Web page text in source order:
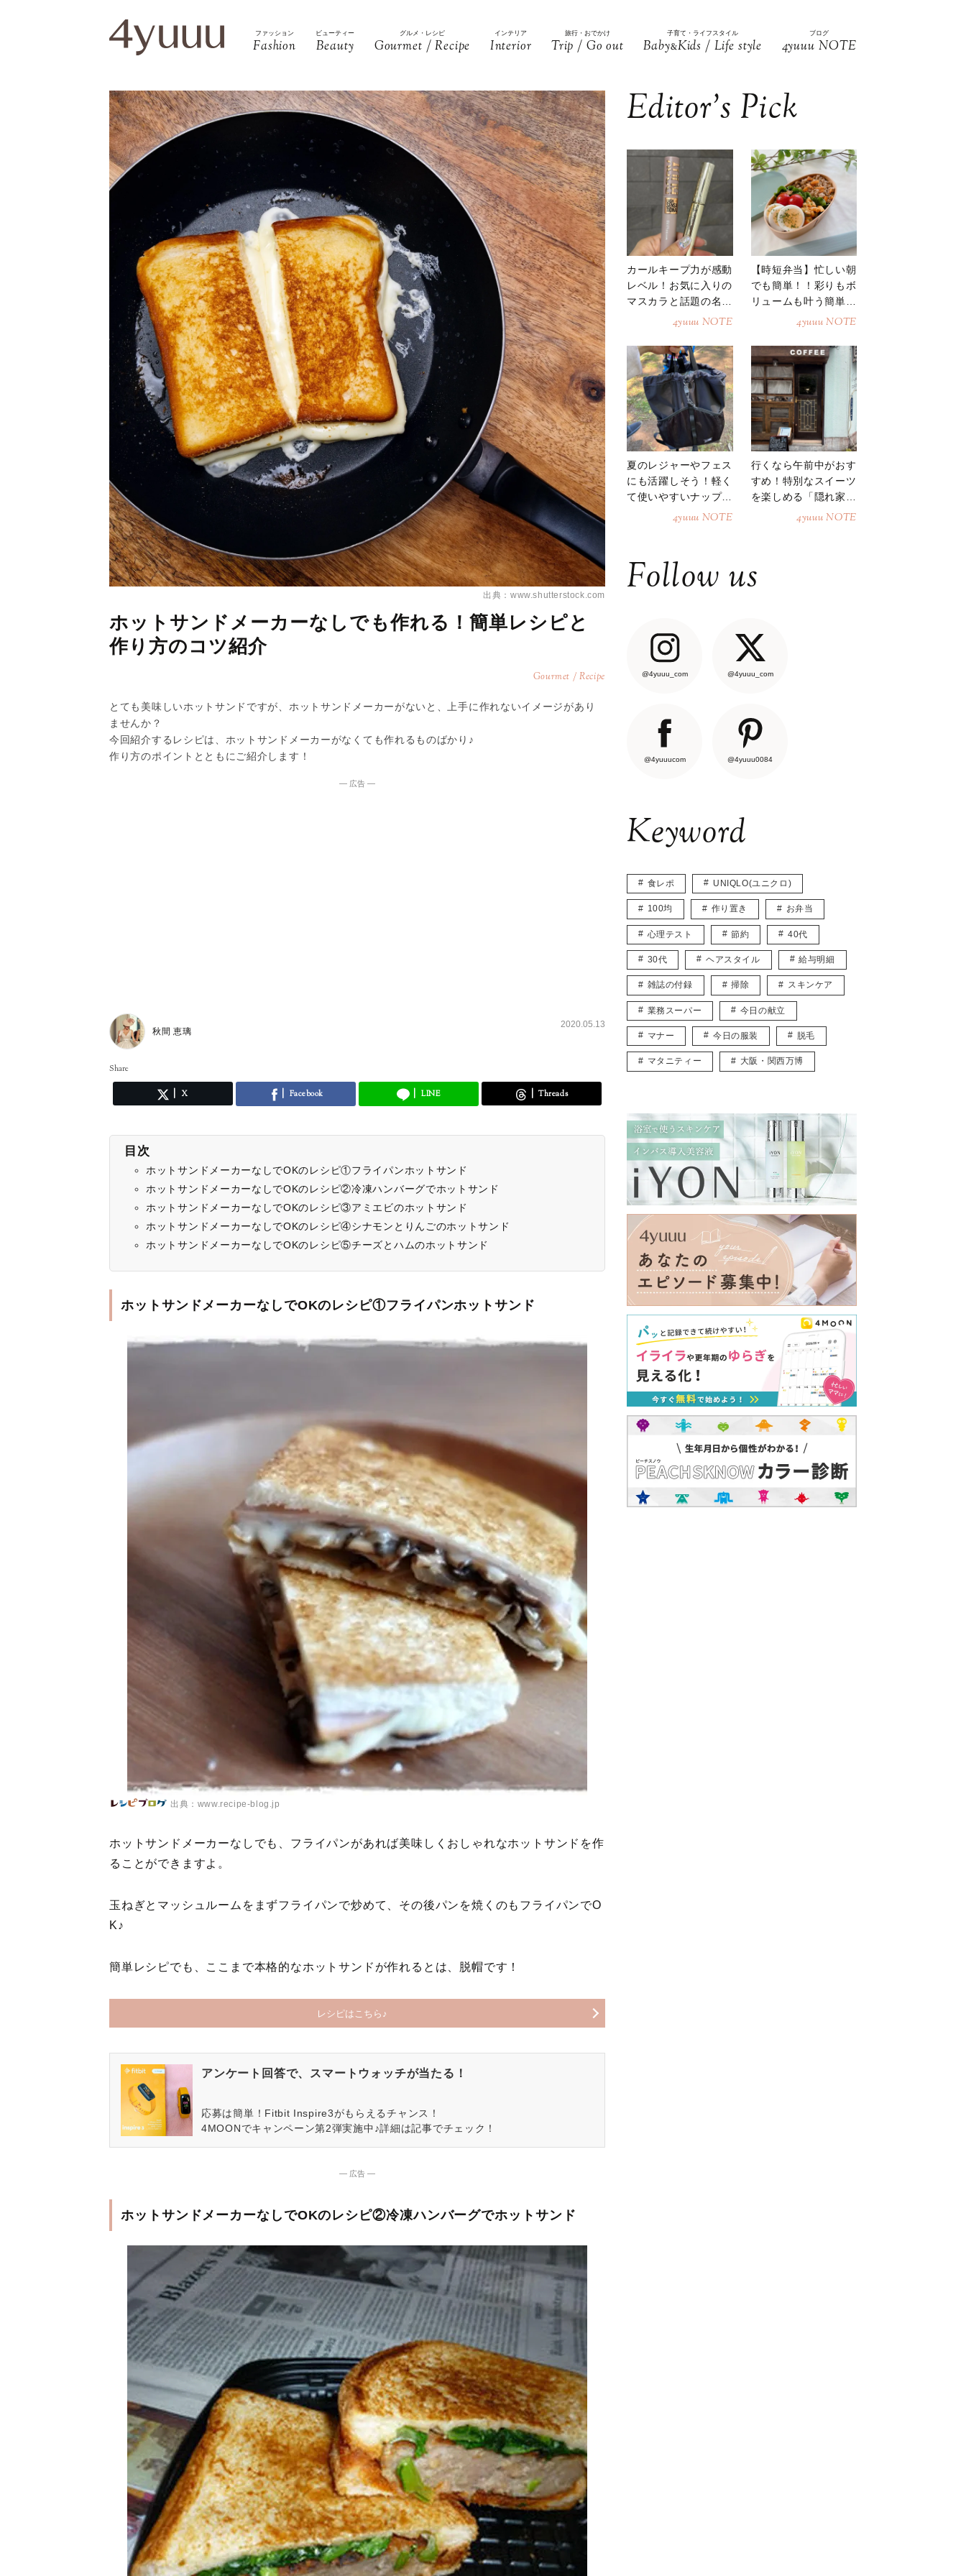
ファッション
Fashion
ビューティー
Beauty
グルメ・レシピ
Gourmet / Recipe
インテリア
Interior
旅行・おでかけ
Trip / Go out
子育て・ライフスタイル
Baby&Kids / Life style
ブログ
4yuuu NOTE
出典：www.shutterstock.com
ホットサンドメーカーなしでも作れる！簡単レシピと
作り方のコツ紹介
Gourmet / Recipe
とても美味しいホットサンドですが、ホットサンドメーカーがないと、上手に作れないイメージがあり
ませんか？
今回紹介するレシピは、ホットサンドメーカーがなくても作れるものばかり♪
作り方のポイントとともにご紹介します！
― 広告 ―
秋間 恵璃
2020.05.13
Share
X Facebook LINE Threads
目次
ホットサンドメーカーなしでOKのレシピ①フライパンホットサンド
ホットサンドメーカーなしでOKのレシピ②冷凍ハンバーグでホットサンド
ホットサンドメーカーなしでOKのレシピ③アミエビのホットサンド
ホットサンドメーカーなしでOKのレシピ④シナモンとりんごのホットサンド
ホットサンドメーカーなしでOKのレシピ⑤チーズとハムのホットサンド
ホットサンドメーカーなしでOKのレシピ①フライパンホットサンド
出典：www.recipe-blog.jp
ホットサンドメーカーなしでも、フライパンがあれば美味しくおしゃれなホットサンドを作
ることができますよ。
玉ねぎとマッシュルームをまずフライパンで炒めて、その後パンを焼くのもフライパンでO
K♪
簡単レシピでも、ここまで本格的なホットサンドが作れるとは、脱帽です！
レシピはこちら♪
アンケート回答で、スマートウォッチが当たる！
応募は簡単！Fitbit Inspire3がもらえるチャンス！
4MOONでキャンペーン第2弾実施中♪詳細は記事でチェック！
― 広告 ―
ホットサンドメーカーなしでOKのレシピ②冷凍ハンバーグでホットサンド
Editor’s Pick
カールキープ力が感動
レベル！お気に入りの
マスカラと話題の名品
4yuuu NOTE
【時短弁当】忙しい朝
でも簡単！！彩りもボ
リュームも叶う簡単そ
4yuuu NOTE
夏のレジャーやフェス
にも活躍しそう！軽く
て使いやすいナップサ
4yuuu NOTE
行くなら午前中がおす
すめ！特別なスイーツ
を楽しめる「隠れ家カ
4yuuu NOTE
Follow us
@4yuuu_com @4yuuu_com
@4yuuucom @4yuuu0084
Keyword
食レポ UNIQLO(ユニクロ)
100均 作り置き お弁当
心理テスト 節約 40代
30代 ヘアスタイル 給与明細
雑誌の付録 掃除 スキンケア
業務スーパー 今日の献立
マナー 今日の服装 脱毛
マタニティー 大阪・関西万博